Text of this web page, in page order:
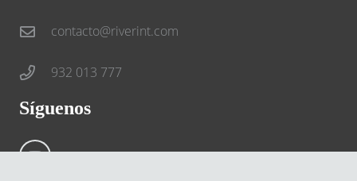
contacto@riverint.com
932 013 777
Síguenos